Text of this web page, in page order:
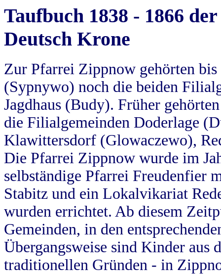
Taufbuch 1838 - 1866
Deutsch Krone
Zur Pfarrei Zippnow gehörten
(Sypnywo) noch die beiden
Jagdhaus (Budy). Früher
die Filialgemeinden Doderlage
Klawittersdorf (Glowaczewo),
Die Pfarrei Zippnow wurde im
selbständige Pfarrei Freudenfier
Stabitz und ein Lokalvikariat
wurden errichtet. Ab diesem
Gemeinden, in den
Übergangsweise sind Kinder aus
traditionellen Gründen - in